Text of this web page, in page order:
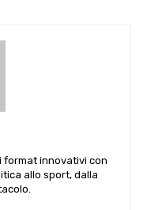
format innovativi con
allo sport, dalla